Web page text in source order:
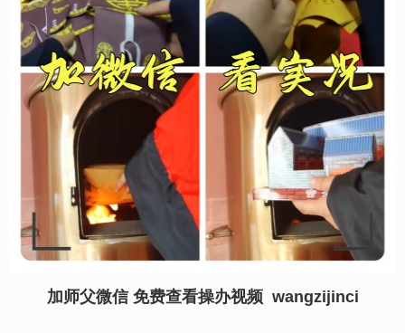
加师父微信 免费查看操办视频 wangzijinci